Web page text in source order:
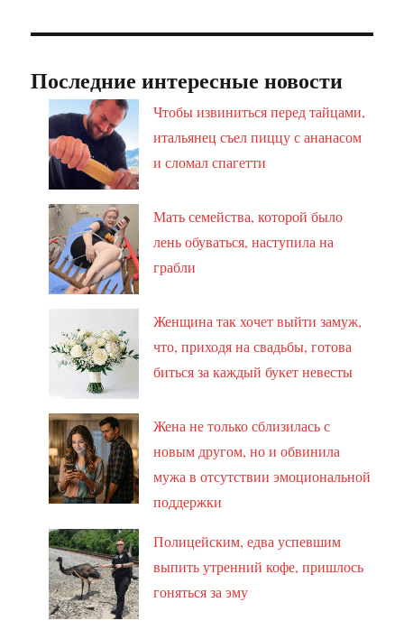
Последние интересные новости
Чтобы извиниться перед тайцами,
итальянец съел пиццу с ананасом
и сломал спагетти
Мать семейства, которой было
лень обуваться, наступила на
грабли
Женщина так хочет выйти замуж,
что, приходя на свадьбы, готова
биться за каждый букет невесты
Жена не только сблизилась с
новым другом, но и обвинила
мужа в отсутствии эмоциональной
поддержки
Полицейским, едва успевшим
выпить утренний кофе, пришлось
гоняться за эму